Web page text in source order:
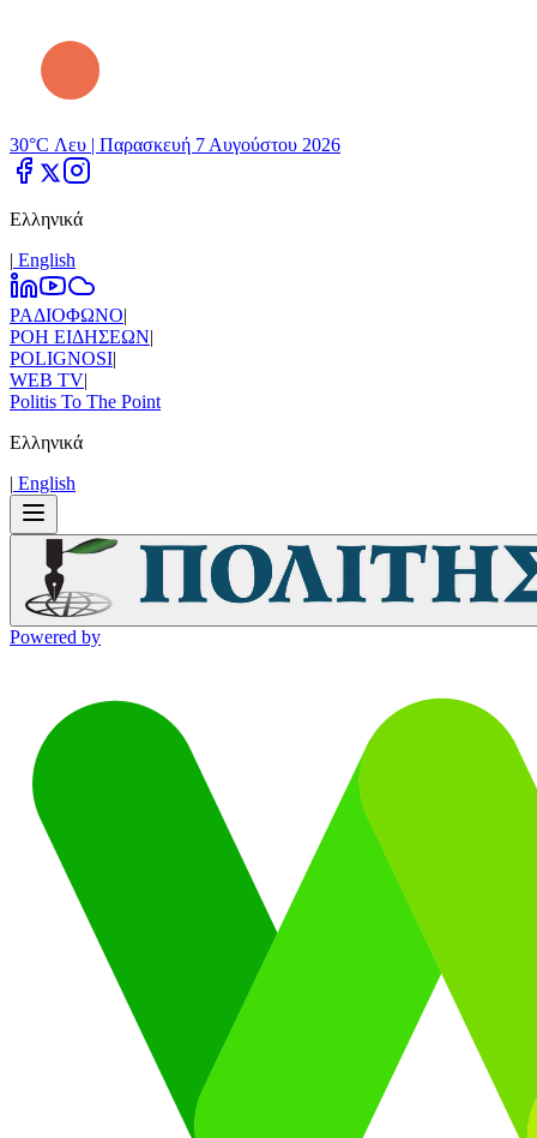
30°C Λευ | Παρασκευή 7 Αυγούστου 2026
Ελληνικά
| Εnglish
ΡΑΔΙΟΦΩΝΟ|
ΡΟΗ ΕΙΔΗΣΕΩΝ|
POLIGNOSI|
WEB TV|
Politis To The Point
Ελληνικά
| Εnglish
Powered by